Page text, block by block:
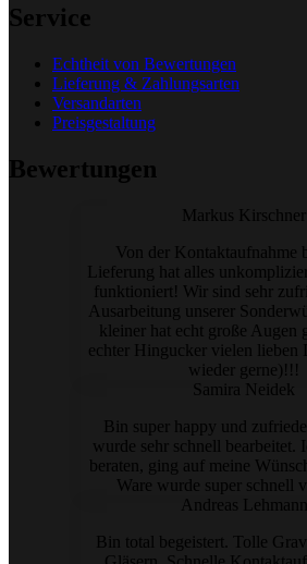
Service
Echtheit von Bewertungen
Lieferung & Zahlungsarten
Versandarten
Preisgestaltung
Bewertungen
Markus Kirschner
Von der Kontaktaufnahme
Lieferung hat alles
funktioniert! Wir sind sehr
Ausarbeitung unserer
kleiner hat echt große Augen
echter Hingucker vielen lieben
wieder gerne)!!!
Samira Neidek
Bin super happy und
wurde sehr schnell bearbeitet.
beraten, ging auf meine
Ware wurde super schnell
Andreas Lehmann
Bin total begeistert. Tolle